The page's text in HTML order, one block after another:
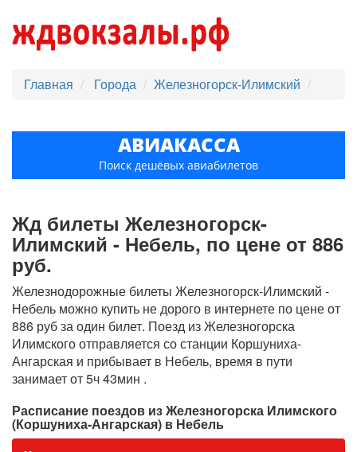
Главная Города Железногорск-Илимский
АВИАКАССА
Поиск дешёвых авиабилетов
Жд билеты Железногорск-
Илимский - Небель, по цене от 886
руб.
Железнодорожные билеты Железногорск-Илимский -
Небель можно купить не дорого в интернете по цене от
886 руб за один билет. Поезд из Железногорска
Илимского отправляется со станции Коршуниха-
Ангарская и прибывает в Небель, время в пути
занимает от 5ч 43мин .
Расписание поездов из Железногорска Илимского
(Коршуниха-Ангарская) в Небель